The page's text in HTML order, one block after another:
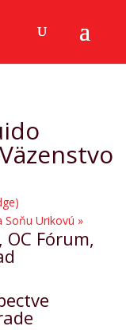
Soňu Urikovú »
Fórum,